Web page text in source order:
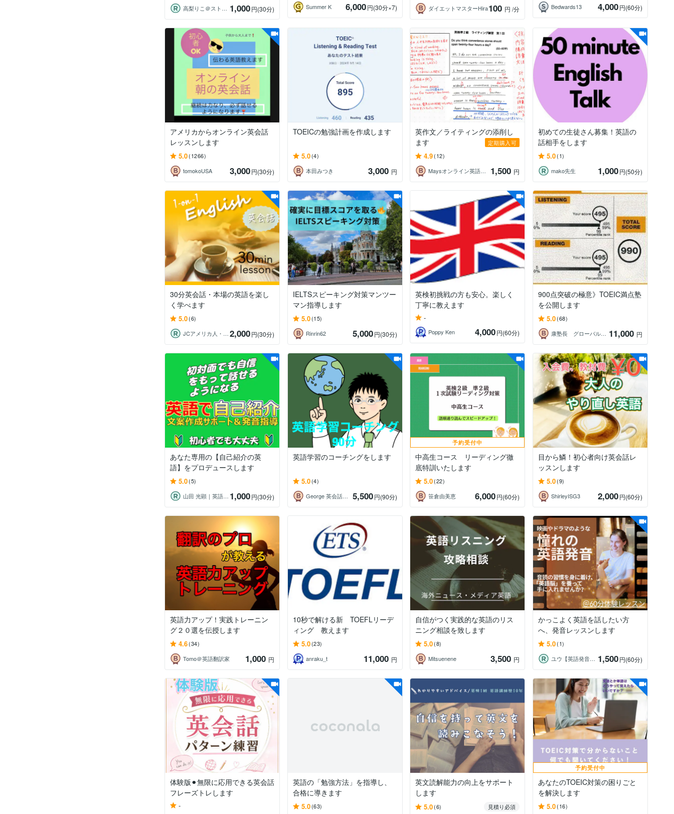
高梨りこ＠ストイック勉強法に疲れた方へ
1,000円(30分) Summer K 6,000円(30分×7)
ダイエットマスターHira100 円/分 Bedwards13 4,000円(60分)
アメリカからオンライン英会話
レッスンします
5.0(1266)
tomokoUSA
3,000円(30分)
TOEICの勉強計画を作成します
5.0(4)
本田みつき
3,000 円
英作文／ライティングの添削し
ます
定期購入可
4.9(12)
Maysオンライン英語教室
1,500 円
初めての生徒さん募集！英語の
話相手をします
5.0(1)
mako先生
1,000円(50分)
30分英会話・本場の英語を楽し
く学べます
5.0(6)
JCアメリカ人・ネイティブ英会話 2,000円(30分)
IELTSスピーキング対策マンツー
マン指導します
5.0(15)
Rinrin62
5,000円(30分)
英検初挑戦の方も安心。楽しく
丁寧に教えます
-
Poppy Ken 4,000円(60分)
900点突破の極意》TOEIC満点塾
を公開します
5.0(68)
康塾長 グローバルリーダーコーチ
11,000 円
あなた専用の【自己紹介の英
語】をプロデュースします
5.0(5)
山田 光顕｜英語コーチ・通訳案内士 1,000円(30分)
英語学習のコーチングをします
5.0(4)
George 英会話レッスン＆コーチング
5,500円(90分)
予約受付中
中高生コース リーディング徹
底特訓いたします
5.0(22)
笹倉由美恵
6,000円(60分)
目から鱗！初心者向け英会話レ
ッスンします
5.0(9)
ShirleyISG3
2,000円(60分)
英語力アップ！実践トレーニン
グ２０選を伝授します
4.6(34)
Tomo＠英語翻訳家
1,000 円
10秒で解ける新 TOEFLリーデ
ィング 教えます
5.0(23)
anraku_t
11,000 円
自信がつく実践的な英語のリス
ニング相談を致します
5.0(8)
Mitsuenene
3,500 円
かっこよく英語を話したい方
へ、発音レッスンします
5.0(1)
ユウ【英語発音コーチ】
1,500円(60分)
体験版⚫︎無限に応用できる英会話
フレーズトレします
-
英語の「勉強方法」を指導し、
合格に導きます
5.0(63)
英文読解能力の向上をサポート
します
5.0(6) 見積り必須
予約受付中
あなたのTOEIC対策の困りごと
を解決します
5.0(16)